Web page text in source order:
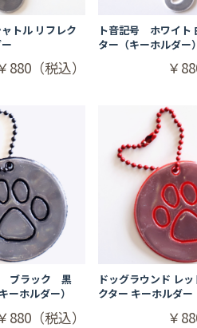
トル リフレク
880（税込）
ト音記号 ホワイ
ター（キーホルダー）
￥
ブラック 黒
ーホルダー）
880（税込）
ドッグラウンド レ
クター キーホルダー
￥